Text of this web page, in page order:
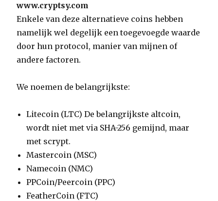
www.cryptsy.com
Enkele van deze alternatieve coins hebben
namelijk wel degelijk een toegevoegde waarde
door hun protocol, manier van mijnen of
andere factoren.
We noemen de belangrijkste:
Litecoin (LTC) De belangrijkste altcoin,
wordt niet met via SHA-256 gemijnd, maar
met scrypt.
Mastercoin (MSC)
Namecoin (NMC)
PPCoin/Peercoin (PPC)
FeatherCoin (FTC)